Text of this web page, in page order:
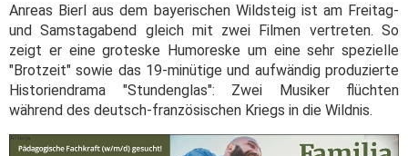
Anreas Bierl aus dem bayerischen Wildsteig ist am Freitag-
und Samstagabend gleich mit zwei Filmen vertreten. So
zeigt er eine groteske Humoreske um eine sehr spezielle
"Brotzeit" sowie das 19-minütige und aufwändig produzierte
Historiendrama "Stundenglas": Zwei Musiker flüchten
während des deutsch-französischen Kriegs in die Wildnis.